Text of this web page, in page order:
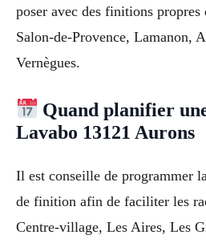
poser avec des finitions propres
Salon-de-Provence, Lamanon,
Vernègues.
Quand planifier
Lavabo 13121 Aurons
Il est conseille de programmer
de finition afin de faciliter les
Centre-village, Les Aires, Les